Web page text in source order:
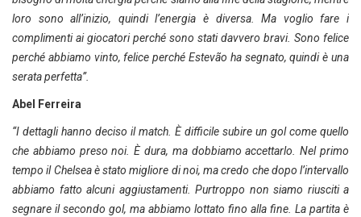
loro sono all’inizio, quindi l’energia è diversa. Ma voglio fare i
complimenti ai giocatori perché sono stati davvero bravi. Sono felice
perché abbiamo vinto, felice perché Estevão ha segnato, quindi è una
serata perfetta”.
Abel Ferreira
“I dettagli hanno deciso il match. È difficile subire un gol come quello
che abbiamo preso noi. È dura, ma dobbiamo accettarlo. Nel primo
tempo il Chelsea è stato migliore di noi, ma credo che dopo l’intervallo
abbiamo fatto alcuni aggiustamenti. Purtroppo non siamo riusciti a
segnare il secondo gol, ma abbiamo lottato fino alla fine. La partita è